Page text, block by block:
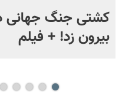
کشتی‌ جنگ جهانی
بیرون زد! + فیلم